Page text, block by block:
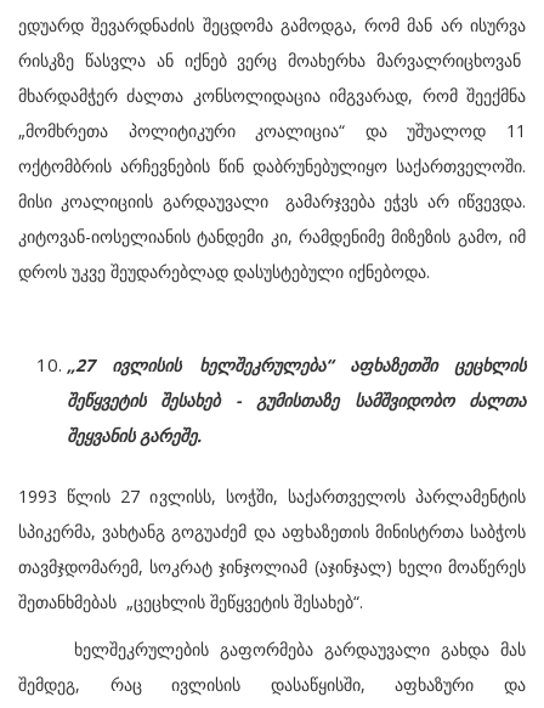
ედუარდ შევარდნაძის შეცდომა გამოდგა, რომ მან არ ისურვა
რისკზე წასვლა ან იქნებ ვერც მოახერხა მარვალრიცხოვან
მხარდამჭერ ძალთა კონსოლიდაცია იმგვარად, რომ შეექმნა
„მომხრეთა პოლიტიკური კოალიცია“ და უშუალოდ 11
ოქტომბრის არჩევნების წინ დაბრუნებულიყო საქართველოში.
მისი კოალიციის გარდაუვალი გამარჯვება ეჭვს არ იწვევდა.
კიტოვან-იოსელიანის ტანდემი კი, რამდენიმე მიზეზის გამო, იმ
დროს უკვე შეუდარებლად დასუსტებული იქნებოდა.
„27 ივლისის ხელშეკრულება“ აფხაზეთში ცეცხლის
შეწყვეტის შესახებ - გუმისთაზე სამშვიდობო ძალთა
შეყვანის გარეშე.
1993 წლის 27 ივლისს, სოჭში, საქართველოს პარლამენტის
სპიკერმა, ვახტანგ გოგუაძემ და აფხაზეთის მინისტრთა საბჭოს
თავმჯდომარემ, სოკრატ ჯინჯოლიამ (აჯინჯალ) ხელი მოაწერეს
შეთანხმებას „ცეცხლის შეწყვეტის შესახებ“.
ხელშეკრულების გაფორმება გარდაუვალი გახდა მას
შემდეგ, რაც ივლისის დასაწყისში, აფხაზური და